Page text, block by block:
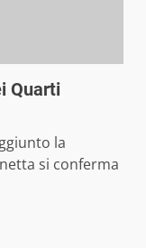
Quarti
la
si conferma